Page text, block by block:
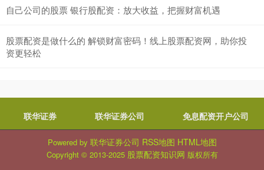
自己公司的股票 银行股配资：放大收益，把握财富机遇
股票配资是做什么的 解锁财富密码！线上股票配资网，助你投
资更轻松
联华证券 联华证券公司 免息配资开户公司
Powered by 联华证券公司 RSS地图 HTML地图
Copyright © 2013-2025 股票配资知识网 版权所有